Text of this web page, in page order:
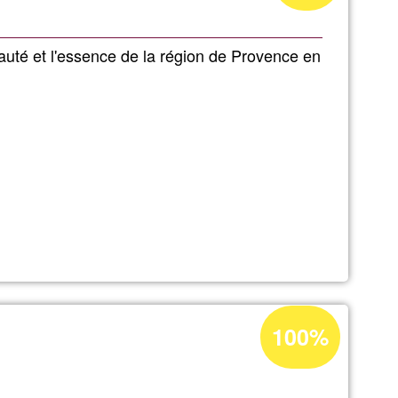
et l'essence de la région de Provence en
de
Porcentaje
de100%